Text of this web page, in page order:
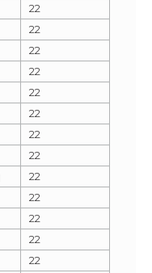
22
22
22
22
22
22
22
22
22
22
22
22
22